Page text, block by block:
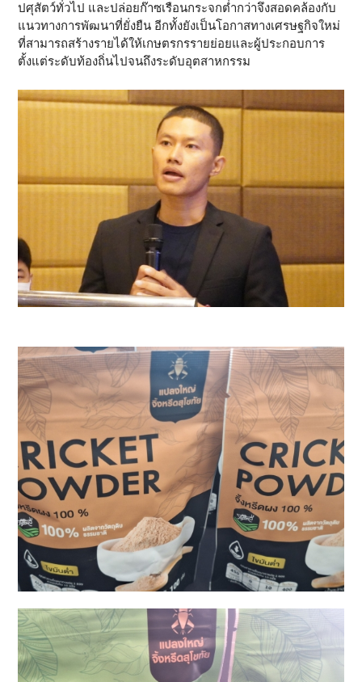
ปศุสัตว์ทั่วไป และปล่อยก๊าซเรือนกระจกต่ำกว่าจึงสอดคล้องกับ
แนวทางการพัฒนาที่ยั่งยืน อีกทั้งยังเป็นโอกาสทางเศรษฐกิจใหม่
ที่สามารถสร้างรายได้ให้เกษตรกรรายย่อยและผู้ประกอบการ
ตั้งแต่ระดับท้องถิ่นไปจนถึงระดับอุตสาหกรรม